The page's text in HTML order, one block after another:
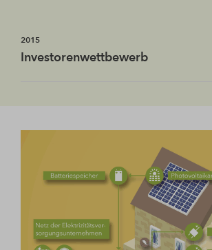
2015
Investorenwettbewerb
Wohnungsbau vorgesehen ist. BPD
Gewinner, dem Stuttgarter Büro
zusammen.